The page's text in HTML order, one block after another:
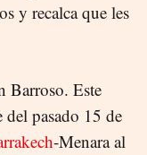
y recalca que les
Barroso. Este
del pasado 15 de
-Menara al